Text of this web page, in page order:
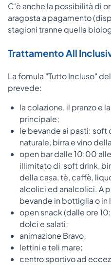
C'è anche la possibilità di
aragosta a pagamento
stagioni tranne quella
Trattamento All
La fomula "Tutto Incluso"
prevede:
la colazione, il pranzo e
principale;
le bevande ai pasti: soft
naturale, birra e vino
open bar dalle 10:00
illimitato di soft drink,
della casa, tè, caffè,
alcolici ed analcolici. A
bevande in bottiglia o in
open snack (dalle ore
dolci e salati;
animazione Bravo;
lettini e teli mare;
centro sportivo ad